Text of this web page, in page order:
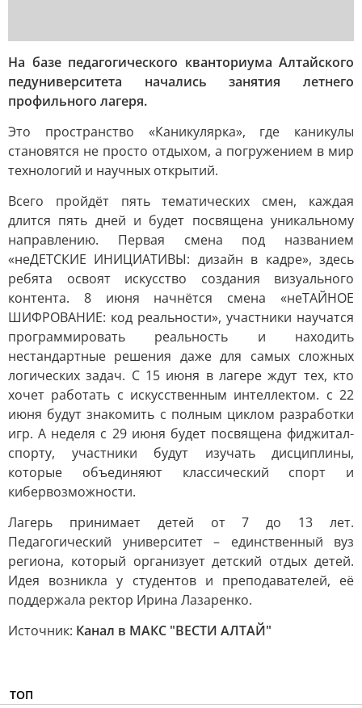
На базе педагогического кванториума Алтайского
педуниверситета начались занятия летнего
профильного лагеря.
Это пространство «Каникулярка», где каникулы
становятся не просто отдыхом, а погружением в мир
технологий и научных открытий.
Всего пройдёт пять тематических смен, каждая
длится пять дней и будет посвящена уникальному
направлению. Первая смена под названием
«неДЕТСКИЕ ИНИЦИАТИВЫ: дизайн в кадре», здесь
ребята освоят искусство создания визуального
контента. 8 июня начнётся смена «неТАЙНОЕ
ШИФРОВАНИЕ: код реальности», участники научатся
программировать реальность и находить
нестандартные решения даже для самых сложных
логических задач. С 15 июня в лагере ждут тех, кто
хочет работать с искусственным интеллектом. с 22
июня будут знакомить с полным циклом разработки
игр. А неделя с 29 июня будет посвящена фиджитал-
спорту, участники будут изучать дисциплины,
которые объединяют классический спорт и
кибервозможности.
Лагерь принимает детей от 7 до 13 лет.
Педагогический университет – единственный вуз
региона, который организует детский отдых детей.
Идея возникла у студентов и преподавателей, её
поддержала ректор Ирина Лазаренко.
Источник: Канал в МАКС "ВЕСТИ АЛТАЙ"
ТОП